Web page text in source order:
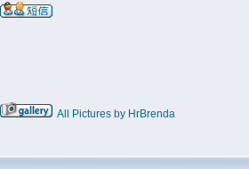
All Pictures by HrBrenda